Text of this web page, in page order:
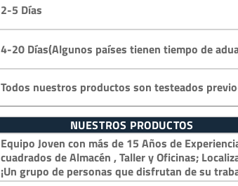
2-5 Días
4-20 Días(Algunos países tienen tiempo de
Todos nuestros productos son testeados
NUESTROS PRODUCTOS
Equipo Joven con más de 15 Años de
cuadrados de Almacén , Taller y Oficinas;
¡Un grupo de personas que disfrutan de su